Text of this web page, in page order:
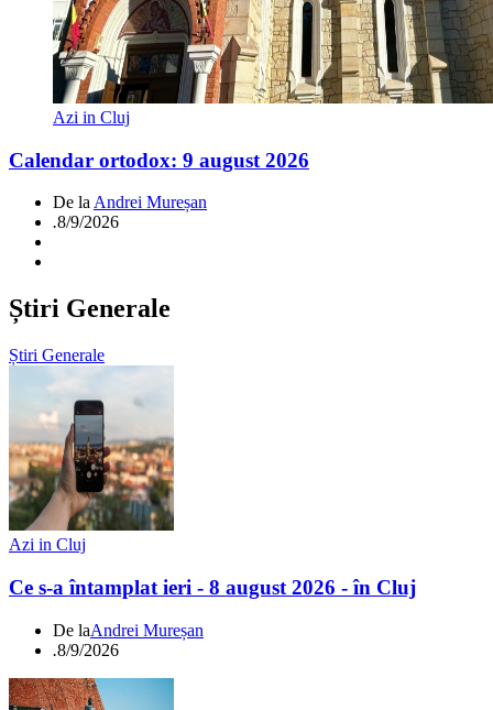
Azi in Cluj
Calendar ortodox: 9 august 2026
De la Andrei Mureșan
.8/9/2026
Știri Generale
Știri Generale
Azi in Cluj
Ce s-a întamplat ieri - 8 august 2026 - în Cluj
De laAndrei Mureșan
.8/9/2026